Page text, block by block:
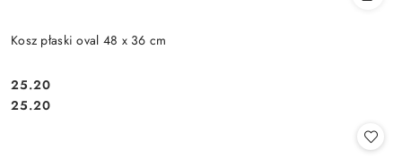
Kosz płaski oval 48 x 36 cm
Cena:
25.20
Cena:
25.20